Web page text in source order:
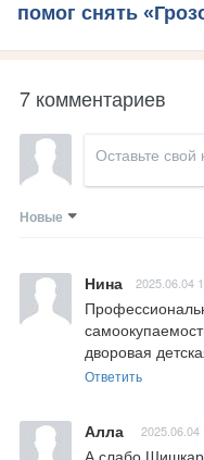
помог снять
7 комментариев
Новые
Нина 2025.06.04
дворовая
Ответить
Алла 2025.06.04
А слабо